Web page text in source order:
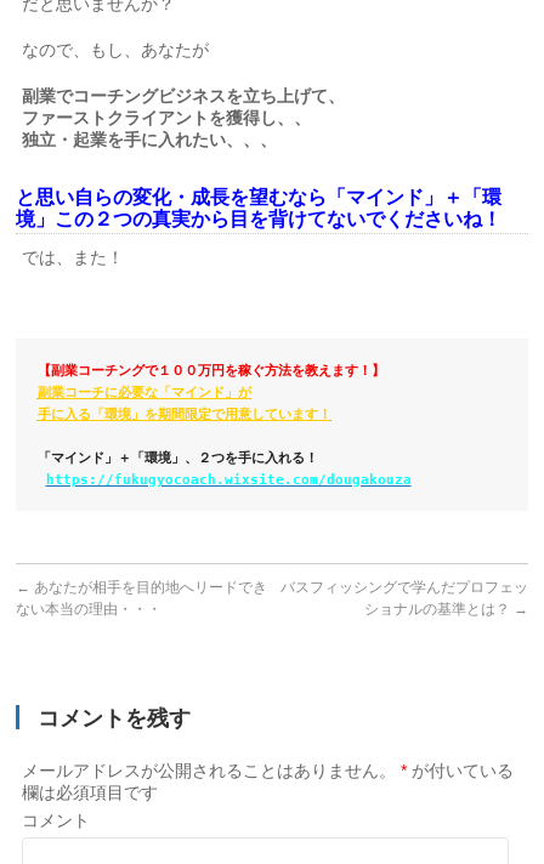
だと思いませんか？
なので、もし、あなたが
副業でコーチングビジネスを立ち上げて、
ファーストクライアントを獲得し、、
独立・起業を手に入れたい、、、
と思い自らの変化・成長を望むなら「マインド」＋「環
境」この２つの真実から目を背けてないでくださいね！
では、また！
【副業コーチングで１００万円を稼ぐ方法を教えます！】
副業コーチに必要な「マインド」が
「マインド」＋「環境」、２つを手に入れる！
https://fukugyocoach.wixsite.com/dougakouza
← あなたが相手を目的地へリードでき
ない本当の理由・・・
バスフィッシングで学んだプロフェッ
ショナルの基準とは？ →
コメントを残す
メールアドレスが公開されることはありません。 * が付いている
欄は必須項目です
コメント